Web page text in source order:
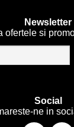
Newsletter
ofertele si
Social
ne in